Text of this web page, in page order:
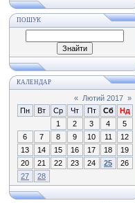
ПОШУК
КАЛЕНДАР
« Лютий 2017 »
Пн
Вт Ср Чт Пт Сб
Нд
1
2 3 4
5
6
7 8 9 10 11
12
13
14 15 16 17 18
19
20
21 22 23 24 25
26
27
28